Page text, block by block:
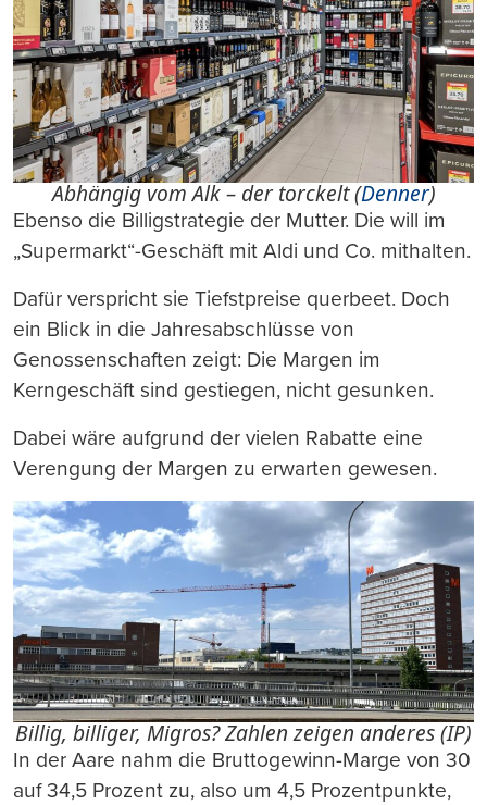
Abhängig vom Alk – der torckelt (Denner)
Ebenso die Billigstrategie der Mutter. Die will im
„Supermarkt“-Geschäft mit Aldi und Co. mithalten.
Dafür verspricht sie Tiefstpreise querbeet. Doch
ein Blick in die Jahresabschlüsse von
Genossenschaften zeigt: Die Margen im
Kerngeschäft sind gestiegen, nicht gesunken.
Dabei wäre aufgrund der vielen Rabatte eine
Verengung der Margen zu erwarten gewesen.
Billig, billiger, Migros? Zahlen zeigen anderes (IP)
In der Aare nahm die Bruttogewinn-Marge von 30
auf 34,5 Prozent zu, also um 4,5 Prozentpunkte,